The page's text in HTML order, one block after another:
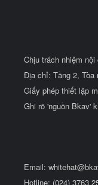
Chịu trách nhiệm
Địa chỉ: Tầng 2, Tòa
Giấy phép thiết lập
Ghi rõ 'nguồn Bkav'
Email:
Hotline: (024) 3763